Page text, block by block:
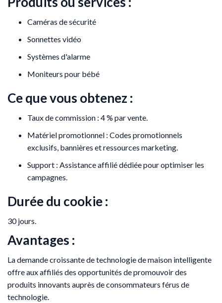
Caméras de sécurité
Sonnettes vidéo
Systèmes d'alarme
Moniteurs pour bébé
Ce que vous obtenez :
Taux de commission : 4 % par vente.
Matériel promotionnel : Codes promotionnels
exclusifs, bannières et ressources marketing.
Support : Assistance affilié dédiée pour optimiser les
campagnes.
Durée du cookie :
30 jours.
Avantages :
La demande croissante de technologie de maison intelligente
offre aux affiliés des opportunités de promouvoir des
produits innovants auprès de consommateurs férus de
technologie.